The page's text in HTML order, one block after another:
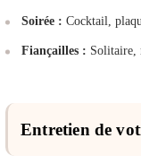
Soirée : Cocktail,
Fiançailles : Solitaire,
Entretien de